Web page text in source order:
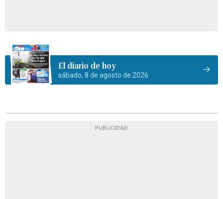
El diario de hoy
sábado, 8 de agosto de 2026
PUBLICIDAD